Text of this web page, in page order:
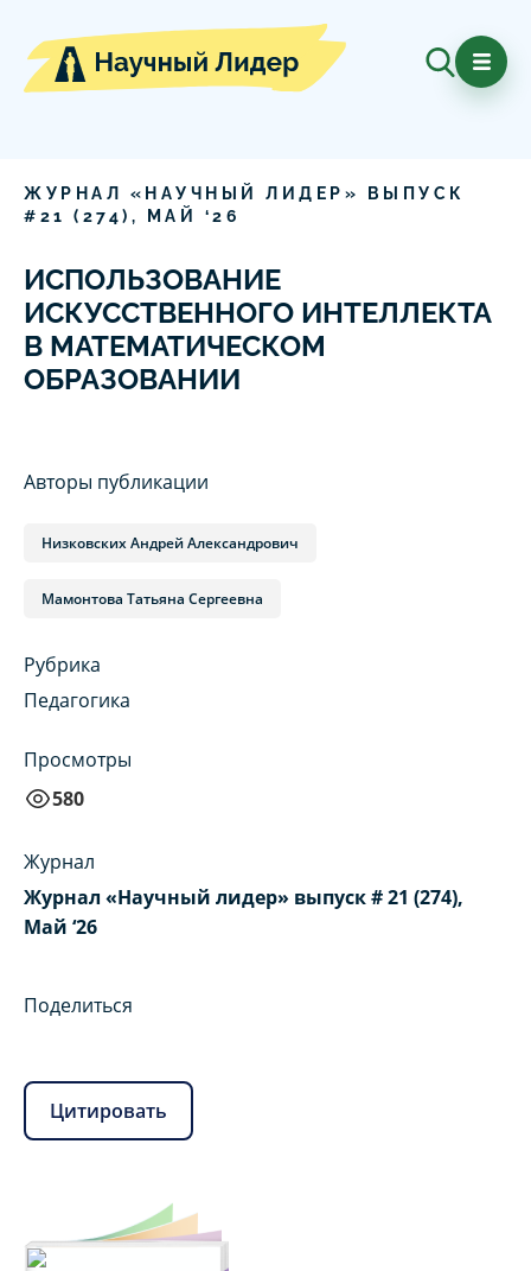
ЖУРНАЛ «НАУЧНЫЙ ЛИДЕР» ВЫПУСК
# 21 ( 274), МАЙ ‘26
ИСПОЛЬЗОВАНИЕ
ИСКУССТВЕННОГО ИНТЕЛЛЕКТА
В МАТЕМАТИЧЕСКОМ
ОБРАЗОВАНИИ
Авторы публикации
Низковских Андрей Александрович
Мамонтова Татьяна Сергеевна
Рубрика
Педагогика
Просмотры
580
Журнал
Журнал «Научный лидер» выпуск # 21 (274),
Май ‘26
Поделиться
Цитировать